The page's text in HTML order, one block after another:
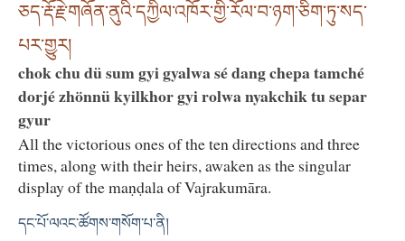
ཅད་རྡོ་རྗེ་གཞོན་ནུའི་དཀྱིལ་འཁོར་གྱི་རོལ་བ་ཉག་ཅིག་ཏུ་སད་
པར་གྱུར།
chok chu dü sum gyi gyalwa sé dang chepa tamché
dorjé zhönnü kyilkhor gyi rolwa nyakchik tu separ
gyur
All the victorious ones of the ten directions and three
times, along with their heirs, awaken as the singular
display of the maṇḍala of Vajrakumāra.
དང་པོ་ལའང་ཚོགས་གསོག་པ་ནི།